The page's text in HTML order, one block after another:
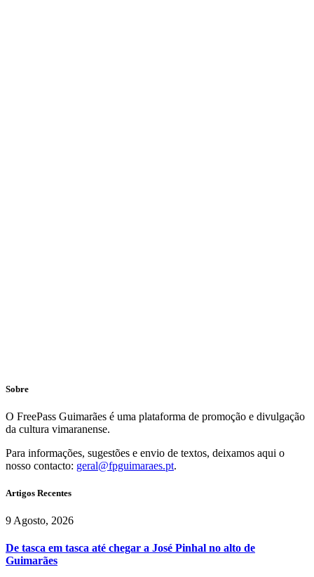
Sobre
O FreePass Guimarães é uma plataforma de promoção e divulgação
da cultura vimaranense.
Para informações, sugestões e envio de textos, deixamos aqui o
nosso contacto: geral@fpguimaraes.pt.
Artigos Recentes
9 Agosto, 2026
De tasca em tasca até chegar a José Pinhal no alto de
Guimarães